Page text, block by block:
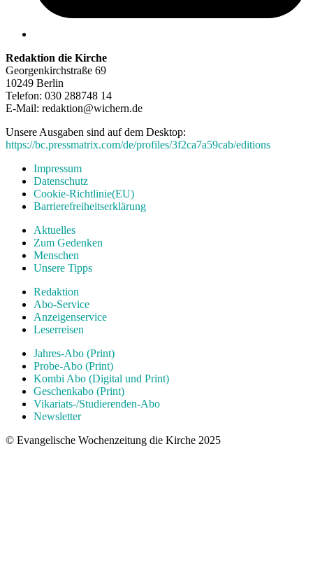
Redaktion die Kirche
Georgenkirchstraße 69
10249 Berlin
Telefon: 030 288748 14
E-Mail: redaktion@wichern.de
Unsere Ausgaben sind auf dem Desktop:
https://bc.pressmatrix.com/de/profiles/3f2ca7a59cab/editions
Impressum
Datenschutz
Cookie-Richtlinie(EU)
Barrierefreiheitserklärung
Aktuelles
Zum Gedenken
Menschen
Unsere Tipps
Redaktion
Abo-Service
Anzeigenservice
Leserreisen
Jahres-Abo (Print)
Probe-Abo (Print)
Kombi Abo (Digital und Print)
Geschenkabo (Print)
Vikariats-/Studierenden-Abo
Newsletter
© Evangelische Wochenzeitung die Kirche 2025